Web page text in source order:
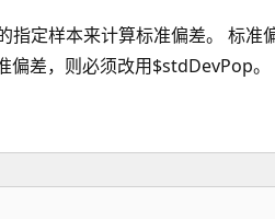
指定样本来计算标准偏差。 标准
差，则必须改用$stdDevPop。